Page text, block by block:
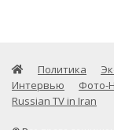
Политика
Интервью
Фото-
Russian TV in Iran